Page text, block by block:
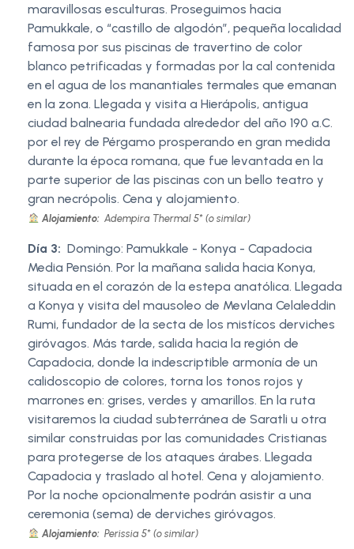
maravillosas esculturas. Proseguimos hacia
Pamukkale, o “castillo de algodón”, pequeña localidad
famosa por sus piscinas de travertino de color
blanco petrificadas y formadas por la cal contenida
en el agua de los manantiales termales que emanan
en la zona. Llegada y visita a Hierápolis, antigua
ciudad balnearia fundada alrededor del año 190 a.C.
por el rey de Pérgamo prosperando en gran medida
durante la época romana, que fue levantada en la
parte superior de las piscinas con un bello teatro y
gran necrópolis. Cena y alojamiento.
Alojamiento: Adempira Thermal 5* (o similar)
Día 3: Domingo: Pamukkale - Konya - Capadocia
Media Pensión. Por la mañana salida hacia Konya,
situada en el corazón de la estepa anatólica. Llegada
a Konya y visita del mausoleo de Mevlana Celaleddin
Rumi, fundador de la secta de los mistícos derviches
giróvagos. Más tarde, salida hacia la región de
Capadocia, donde la indescriptible armonía de un
calidoscopio de colores, torna los tonos rojos y
marrones en: grises, verdes y amarillos. En la ruta
visitaremos la ciudad subterránea de Saratli u otra
similar construidas por las comunidades Cristianas
para protegerse de los ataques árabes. Llegada
Capadocia y traslado al hotel. Cena y alojamiento.
Por la noche opcionalmente podrán asistir a una
ceremonia (sema) de derviches giróvagos.
Alojamiento: Perissia 5* (o similar)